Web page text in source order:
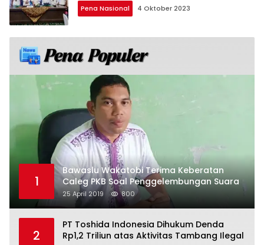
Pena Nasional 4 Oktober 2023
1
Bawaslu Wakatobi Terima Keberatan
Caleg PKB Soal Penggelembungan Suara
25 April 2019 800
2
PT Toshida Indonesia Dihukum Denda
Rp1,2 Triliun atas Aktivitas Tambang Ilegal